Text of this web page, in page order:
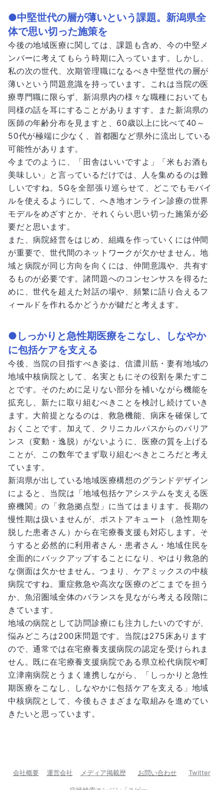
●中堅世代の層が薄いという課題。新潟県全
体で思い切った施策を
今後の地域医療に関しては、課題も含め、今の中堅メ
ンバーに考えてもらう時期に入っています。しかし、
私の次の世代、次期管理職になるべき中堅世代の層が
薄いという問題意識を持っています。これは当院の医
療専門職に限らず、新潟県内の様々な職種においても
同様の話を耳にすることがありますす。また新潟県の
医師の年齢分布を見ますと、60歳以上に比べて40～
50代が極端に少なく、首都圏など県外に流出している
可能性があります。
今までのように、「田舎はいいですよ」「米もお酒も
美味しい」と言っているだけでは、人を集めるのは難
しいですね。5Gを全部張り巡らせて、どこでもモバイ
ルを使えるようにして、へき地オンライン診療の世界
モデルをめざすとか、それくらい思い切った施策が必
要だと思います。
また、病院経営をはじめ、組織を作っていくには仲間
が重要で、世代間のネットワークが欠かせません。地
域と病院が同じ方向を向くには、仲間意識や、共有す
るものが必要です。諸問題へのコンセンサスを得るた
めに、世代を超えた対話の場や、頻繁に語り合えるフ
ィールドを作れるかどうかが鍵だと考えます。
●しっかりと急性期医療をこなし、しなやか
に包括ケアを支える
今後、当院の目指すべき姿は、信濃川筋・妻有地域の
地域中核病院として、名実ともにその役割を果たすこ
とです。そのために足りない部分を補いながら機能を
拡充し、新たに取り組むべきことを検討し続けていき
ます。大前提となるのは、救急機能、病床を確保して
おくことです。加えて、クリニカルパスからのバリア
ンス（変動・逸脱）がないように、医療の質を上げる
ことが、この数年でまず取り組むべきところだと考え
ています。
新潟県が出している地域医療構想のグランドデザイン
によると、当院は「地域包括ケアシステムを支える医
療機関」の「救急拠点型」に当てはまります。長期の
慢性期は扱いませんが、ポストアキュート（急性期を
脱した患者さん）から在宅療養支援も対応します。そ
うすると必然的に利用者さん・患者さん・地域住民を
全面的にバックアップすることになり、やはり救急的
な側面は欠かせません。つまり、ケアミックスの中核
病院ですね。重症救急や高次な医療のどこまでを担う
か、魚沼圏域全体のバランスを見ながら考える段階に
きています。
地域の病院として訪問診療にも注力したいのですが、
悩みどころは200床問題です。当院は275床あります
ので、通常では在宅療養支援病院の認定を受けられま
せん。既に在宅療養支援病院である県立松代病院や町
立津南病院とうまく連携しながら、「しっかりと急性
期医療をこなし、しなやかに包括ケアを支える」地域
中核病院として、今後もさまざまな取組みを進めてい
きたいと思っています。
会社概要 運営会社 メディア掲載歴 お問い合わせ Twitter